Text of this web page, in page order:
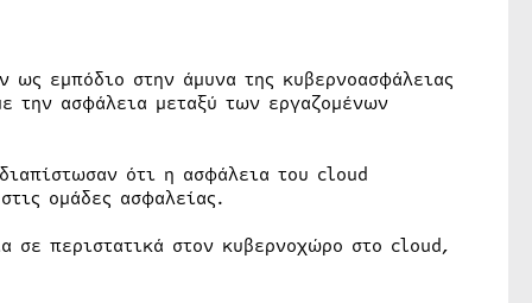
εμπόδιο στην άμυνα της κυβερνοασφάλειας
την ασφάλεια μεταξύ των εργαζομένων
ότι η ασφάλεια του cloud
ομάδες ασφαλείας.
σε περιστατικά στον κυβερνοχώρο στο cloud,